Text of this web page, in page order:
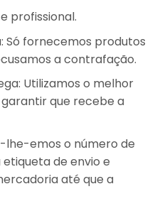
profissional.
Só fornecemos produtos
a contrafação.
Utilizamos o melhor
que recebe a
lhe-emos o número de
de envio e
até que a